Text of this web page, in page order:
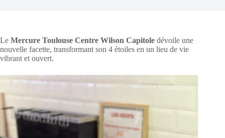
Le Mercure Toulouse Centre Wilson Capitole dévoile une
nouvelle facette, transformant son 4 étoiles en un lieu de vie
vibrant et ouvert.